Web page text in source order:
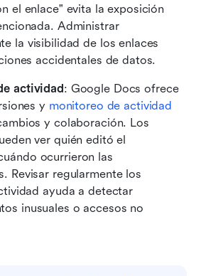
el enlace" evita la exposición
Administrar
la visibilidad de los enlaces
accidentales de datos.
actividad: Google Docs ofrece
y monitoreo de actividad
y colaboración. Los
ver quién editó el
ocurrieron las
Revisar regularmente los
ayuda a detectar
inusuales o accesos no